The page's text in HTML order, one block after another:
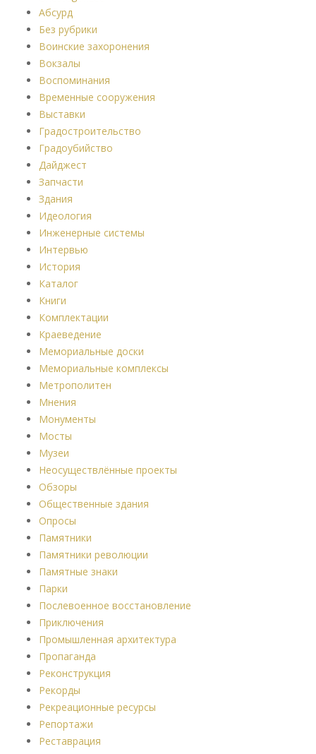
Абсурд
Без рубрики
Воинские захоронения
Вокзалы
Воспоминания
Временные сооружения
Выставки
Градостроительство
Градоубийство
Дайджест
Запчасти
Здания
Идеология
Инженерные системы
Интервью
История
Каталог
Книги
Комплектации
Краеведение
Мемориальные доски
Мемориальные комплексы
Метрополитен
Мнения
Монументы
Мосты
Музеи
Неосуществлённые проекты
Обзоры
Общественные здания
Опросы
Памятники
Памятники революции
Памятные знаки
Парки
Послевоенное восстановление
Приключения
Промышленная архитектура
Пропаганда
Реконструкция
Рекорды
Рекреационные ресурсы
Репортажи
Реставрация